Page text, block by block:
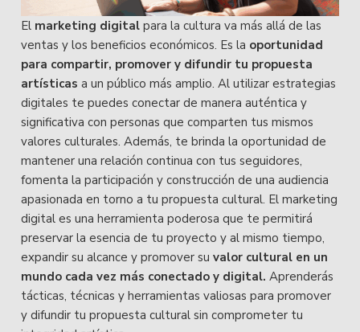
El marketing digital para la cultura va más allá de las
ventas y los beneficios económicos. Es la oportunidad
para compartir, promover y difundir tu propuesta
artísticas a un público más amplio. Al utilizar estrategias
digitales te puedes conectar de manera auténtica y
significativa con personas que comparten tus mismos
valores culturales. Además, te brinda la oportunidad de
mantener una relación continua con tus seguidores,
fomenta la participación y construcción de una audiencia
apasionada en torno a tu propuesta cultural. El marketing
digital es una herramienta poderosa que te permitirá
preservar la esencia de tu proyecto y al mismo tiempo,
expandir su alcance y promover su valor cultural en un
mundo cada vez más conectado y digital. Aprenderás
tácticas, técnicas y herramientas valiosas para promover
y difundir tu propuesta cultural sin comprometer tu